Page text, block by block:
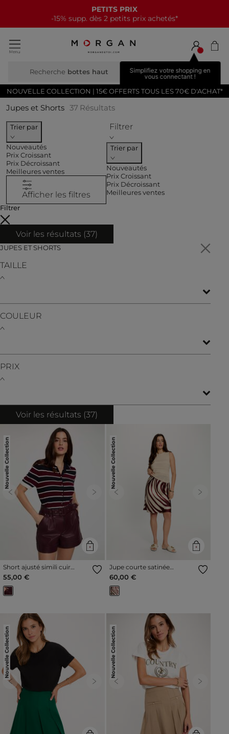
NOUVELLE COLLECTION
15€ offerts tous les 70€*
Simplifiez votre shopping en
vous connectant !
Recherche bottes
NOUVELLE COLLECTION | 15€ OFFERTS TOUS LES 70€ D'ACHAT*
Jupes et Shorts 37 Résultats
Trier par
Nouveautés
Prix Croissant
Prix Décroissant
Meilleures ventes
Afficher les filtres
Filtrer
Trier par
Nouveautés
Prix Croissant
Prix Décroissant
Meilleures ventes
Filtrer
Voir les résultats (37)
JUPES ET SHORTS
TAILLE
COULEUR
PRIX
Voir les résultats (37)
Nouvelle Collection
Previous Next
Short ajusté simili cuir
prune femme
55,00 €
Nouvelle Collection
Previous Next
Jupe courte satinée
multicolore femme
60,00 €
Nouvelle Collection
Previous Next
Nouvelle Collection
Previous Next